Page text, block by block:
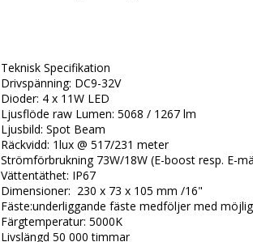
Teknisk Specifikation
Drivspänning: DC9-32V
Dioder: 4 x 11W LED
Ljusflöde raw Lumen: 5068 / 1267 lm
Ljusbild: Spot Beam
Räckvidd: 1lux @ 517/231 meter
Strömförbrukning 73W/18W (E-boost resp. E-
Vättentäthet: IP67
Dimensioner: 230 x 73 x 105 mm /16"
Fäste:underliggande fäste medföljer med
Färgtemperatur: 5000K
Livslängd 50 000 timmar